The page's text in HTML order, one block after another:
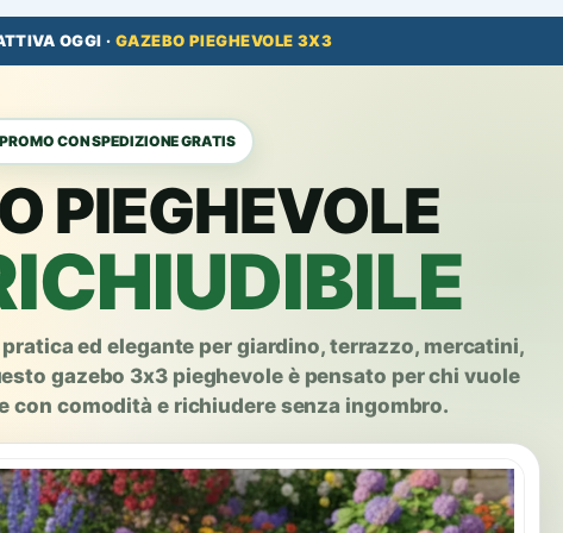
OGGI · GAZEBO PIEGHEVOLE 3X3
PROMO CON SPEDIZIONE GRATIS
PIEGHEVOLE
ed elegante per giardino, terrazzo, mercatini,
gazebo 3x3 pieghevole è pensato per chi vuole
con comodità e richiudere senza ingombro.